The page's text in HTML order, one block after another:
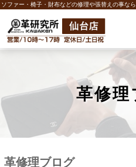
ソファー・椅子・財布などの修理や張替えの事な
革修理
革修理ブログ